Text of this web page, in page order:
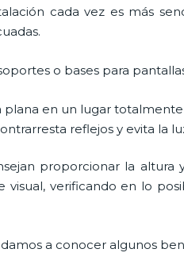
cada vez es más
o bases para
plana en un lugar
reflejos y evita la
proporcionar la altura
visual, verificando en lo
a conocer algunos